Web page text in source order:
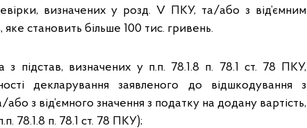
визначених у розд. V ПКУ, та/або з від’ємним
становить більше 100 тис. гривень.
з підстав, визначених у п.п. 78.1.8 п. 78.1 ст. 78 ПКУ,
декларування заявленого до відшкодування з
з від’ємного значення з податку на додану вартість,
78.1.8 п. 78.1 ст. 78 ПКУ);